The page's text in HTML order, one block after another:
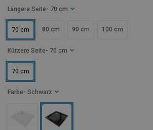
Längere Seite - 70 cm
70 cm 80 cm 90 cm 100 cm
Kürzere Seite - 70 cm
70 cm
Farbe - Schwarz